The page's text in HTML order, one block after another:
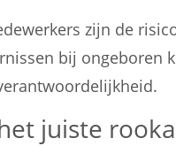
zijn de
bij ongeboren
juiste